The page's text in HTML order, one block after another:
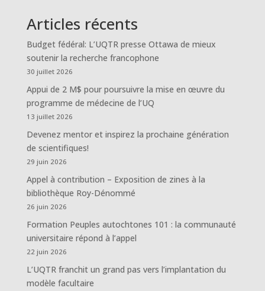
Articles récents
Budget fédéral: L’UQTR presse Ottawa de mieux
soutenir la recherche francophone
30 juillet 2026
Appui de 2 M$ pour poursuivre la mise en œuvre du
programme de médecine de l’UQ
13 juillet 2026
Devenez mentor et inspirez la prochaine génération
de scientifiques!
29 juin 2026
Appel à contribution – Exposition de zines à la
bibliothèque Roy-Dénommé
26 juin 2026
Formation Peuples autochtones 101 : la communauté
universitaire répond à l’appel
22 juin 2026
L’UQTR franchit un grand pas vers l’implantation du
modèle facultaire